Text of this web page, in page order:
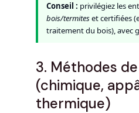
Conseil : privilégiez les
bois/termiteset certifiées
traitement du bois), avec
3. Méthodes
(chimique,
thermique)